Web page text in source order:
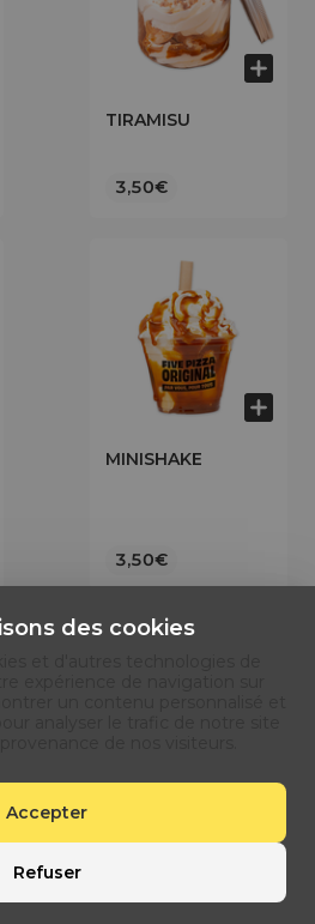
TIRAMISU
3,50€
MINISHAKE
3,50€
des cookies
Accepter
Refuser